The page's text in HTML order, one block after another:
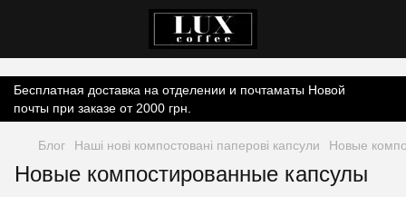
Бесплатная доставка на отделении и почтаматы Новой
почты при заказе от 2000 грн.
Блог Наші нові компостовані паперові капсули Новые
Новые компостированные капсулы